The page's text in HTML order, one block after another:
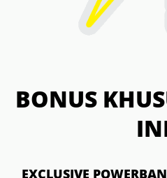
BONUS
EXCLUSIVE